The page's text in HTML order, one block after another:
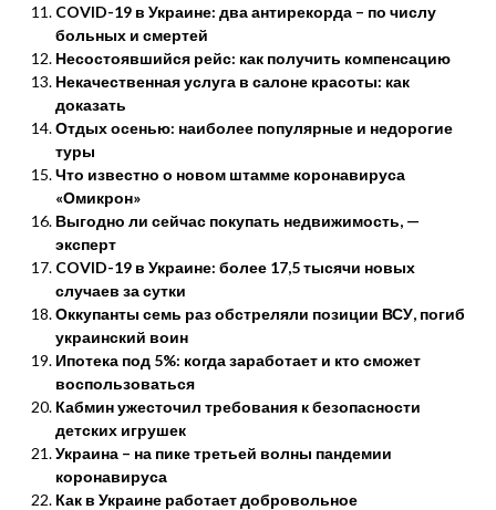
COVID-19 в Украине: два антирекорда – по числу
больных и смертей
Несостоявшийся рейс: как получить компенсацию
Некачественная услуга в салоне красоты: как
доказать
Отдых осенью: наиболее популярные и недорогие
туры
Что известно о новом штамме коронавируса
«Омикрон»
Выгодно ли сейчас покупать недвижимость, —
эксперт
COVID-19 в Украине: более 17,5 тысячи новых
случаев за сутки
Оккупанты семь раз обстреляли позиции ВСУ, погиб
украинский воин
Ипотека под 5%: когда заработает и кто сможет
воспользоваться
Кабмин ужесточил требования к безопасности
детских игрушек
Украина – на пике третьей волны пандемии
коронавируса
Как в Украине работает добровольное